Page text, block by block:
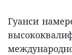
Гуанси